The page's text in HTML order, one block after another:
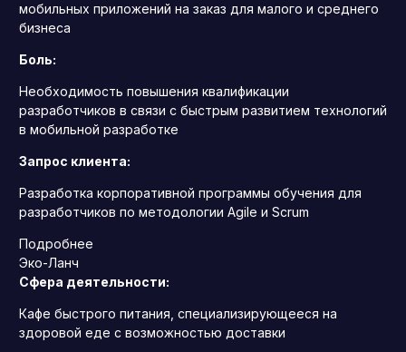
мобильных приложений на заказ для малого и среднего
бизнеса
Боль:
Необходимость повышения квалификации
разработчиков в связи с быстрым развитием технологий
в мобильной разработке
Запрос клиента:
Разработка корпоративной программы обучения для
разработчиков по методологии Agile и Scrum
Подробнее
Эко-Ланч
Сфера деятельности:
Кафе быстрого питания, специализирующееся на
здоровой еде с возможностью доставки